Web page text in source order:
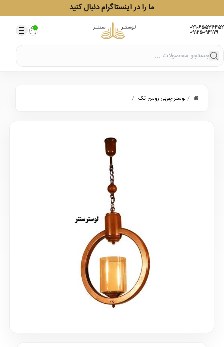
ما را در اینستاگرام دنبال کنید
021-65536452
09125094179
0
/ لوستر چوبی رومن تک /